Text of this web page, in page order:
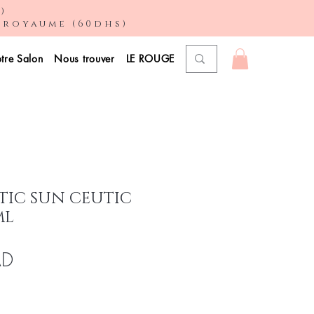
(60dhs)
Salon Nous trouver LE ROUGE
SUN CEUTIC